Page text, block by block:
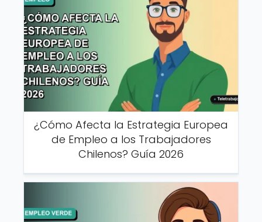
¿Cómo Afecta la Estrategia Europea
de Empleo a los Trabajadores
Chilenos? Guía 2026